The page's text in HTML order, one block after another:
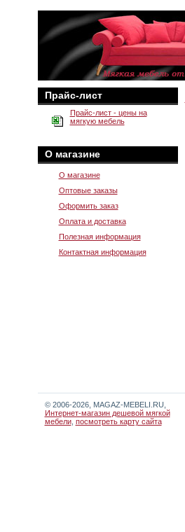
Прайс-лист
Прайс-лист - цены на
мягкую мебель
О магазине
О магазине
Оптовые заказы
Оформить заказ
Оплата и доставка
Полезная информация
Контактная информация
© 2006-2026, MAGAZ-MEBELI.RU,
Интернет-магазин дешевой мягкой
мебели, посмотреть карту сайта